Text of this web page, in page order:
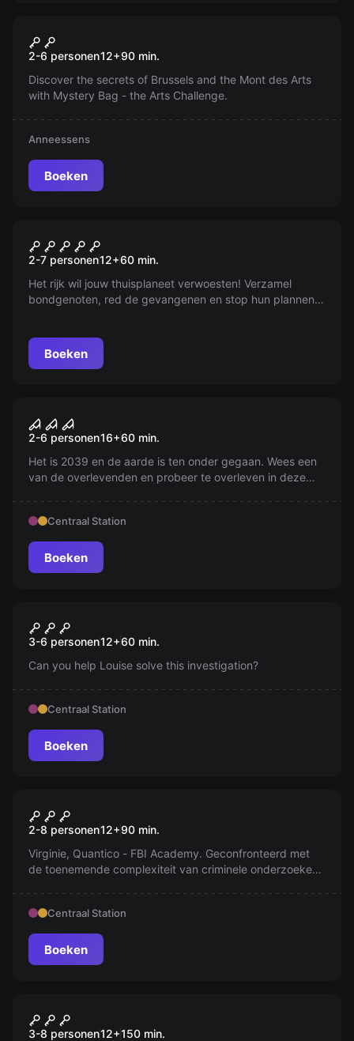
Nieuw
The Art Challenge
2-6 personen12+90 min.
Discover the secrets of Brussels and the Mont des Arts
with Mystery Bag - the Arts Challenge.
Anneessens
Boeken
Star Wars® ©
2-7 personen12+60 min.
Het rijk wil jouw thuisplaneet verwoesten! Verzamel
bondgenoten, red de gevangenen en stop hun plannen.
Boeken
Panic Room
2-6 personen16+60 min.
Het is 2039 en de aarde is ten onder gegaan. Wees een
van de overlevenden en probeer te overleven in deze
Centraal Station
Boeken
Nieuw
La Cale de Cortez
3-6 personen12+60 min.
Can you help Louise solve this investigation?
Centraal Station
Boeken
Quantico
2-8 personen12+90 min.
Virginie, Quantico - FBI Academy. Geconfronteerd met
de toenemende complexiteit van criminele onderzoeken,
Centraal Station
Boeken
Nieuw
De Brusselse Kater
3-8 personen12+150 min.